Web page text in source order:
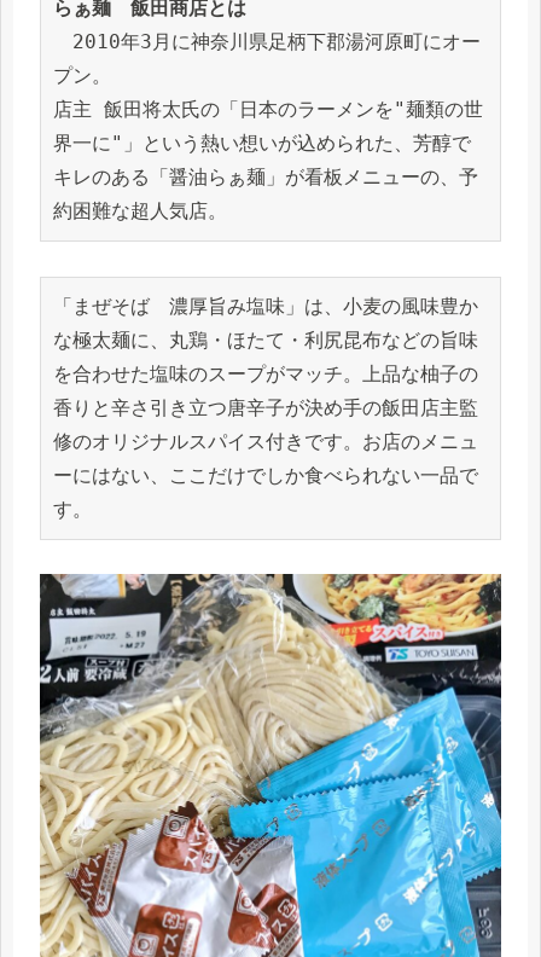
らぁ麺　飯田商店とは
2010年3月に神奈川県足柄下郡湯河原町にオー
プン。
店主 飯田将太氏の「日本のラーメンを"麺類の世
界一に"」という熱い想いが込められた、芳醇で
キレのある「醤油らぁ麺」が看板メニューの、予
約困難な超人気店。
「まぜそば　濃厚旨み塩味」は、小麦の風味豊か
な極太麺に、丸鶏・ほたて・利尻昆布などの旨味
を合わせた塩味のスープがマッチ。上品な柚子の
香りと辛さ引き立つ唐辛子が決め手の飯田店主監
修のオリジナルスパイス付きです。お店のメニュ
ーにはない、ここだけでしか食べられない一品で
す。